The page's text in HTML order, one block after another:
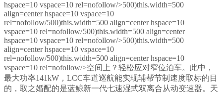
hspace=10 vspace=10 rel=nofollow/>500)this.width=500
align=center hspace=10 vspace=10
rel=nofollow/500)this.width=500 align=center hspace=10
vspace=10 rel=nofollow/500)this.width=500 align=center
hspace=10 vspace=10 rel=nofollow/>500)this.width=500
align=center hspace=10 vspace=10
rel=nofollow/500)this.width=500 align=center hspace=10
vspace=10 rel=nofollow/>空间上？轻松应对窄位泊车。此中，
最大功率141kW，LCC车道巡航能实现辅帮节制速度取标的目
的，取之婚配的是蓝鲸新一代七速湿式双离合从动变速器。天